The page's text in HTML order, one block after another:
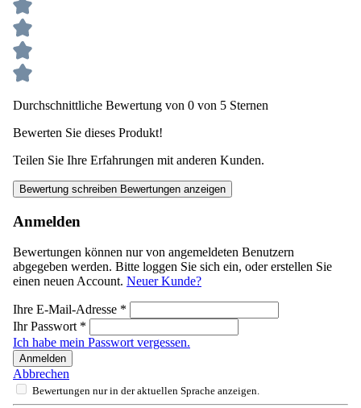
Durchschnittliche Bewertung von 0 von 5 Sternen
Bewerten Sie dieses Produkt!
Teilen Sie Ihre Erfahrungen mit anderen Kunden.
Bewertung schreiben Bewertungen anzeigen
Anmelden
Bewertungen können nur von angemeldeten Benutzern
abgegeben werden. Bitte loggen Sie sich ein, oder erstellen Sie
einen neuen Account. Neuer Kunde?
Ihre E-Mail-Adresse *
Ihr Passwort *
Ich habe mein Passwort vergessen.
Anmelden
Abbrechen
Bewertungen nur in der aktuellen Sprache anzeigen.